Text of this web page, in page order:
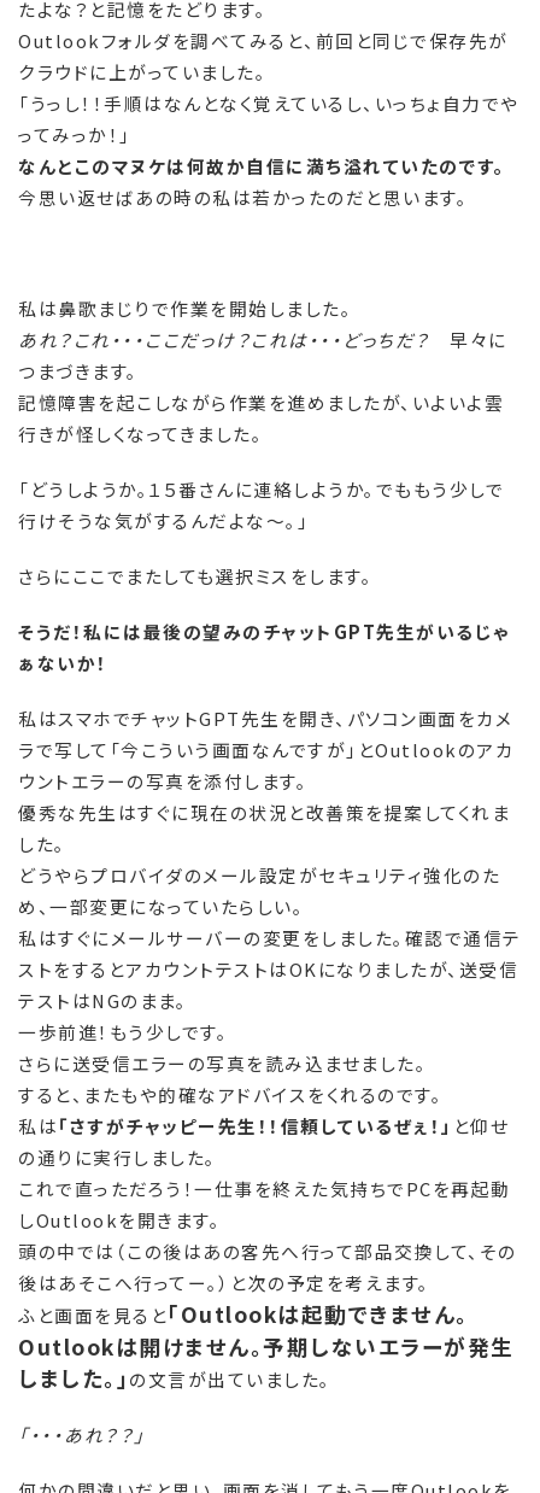
たよな？と記憶をたどります。
Outlookフォルダを調べてみると、前回と同じで保存先が
クラウドに上がっていました。
「うっし！！手順はなんとなく覚えているし、いっちょ自力でや
ってみっか！」
なんとこのマヌケは何故か自信に満ち溢れていたのです。
今思い返せばあの時の私は若かったのだと思います。
私は鼻歌まじりで作業を開始しました。
あれ？これ・・・ここだっけ？これは・・・どっちだ？ 早々に
つまづきます。
記憶障害を起こしながら作業を進めましたが、いよいよ雲
行きが怪しくなってきました。
「どうしようか。１５番さんに連絡しようか。でももう少しで
行けそうな気がするんだよな～。」
さらにここでまたしても選択ミスをします。
そうだ！私には最後の望みのチャットGPT先生がいるじゃ
ぁないか！
私はスマホでチャットGPT先生を開き、パソコン画面をカメ
ラで写して「今こういう画面なんですが」とOutlookのアカ
ウントエラーの写真を添付します。
優秀な先生はすぐに現在の状況と改善策を提案してくれま
した。
どうやらプロバイダのメール設定がセキュリティ強化のた
め、一部変更になっていたらしい。
私はすぐにメールサーバーの変更をしました。確認で通信テ
ストをするとアカウントテストはOKになりましたが、送受信
テストはNGのまま。
一歩前進！もう少しです。
さらに送受信エラーの写真を読み込ませました。
すると、またもや的確なアドバイスをくれるのです。
私は「さすがチャッピー先生！！信頼しているぜぇ！」 と仰せ
の通りに実行しました。
これで直っただろう！一仕事を終えた気持ちでPCを再起動
しOutlookを開きます。
頭の中では（この後はあの客先へ行って部品交換して、その
後はあそこへ行ってー。）と次の予定を考えます。
ふと画面を見ると「Outlookは起動できません。
Outlookは開けません。予期しないエラーが発生
しました。」 の文言が出ていました。
「・・・あれ？？」